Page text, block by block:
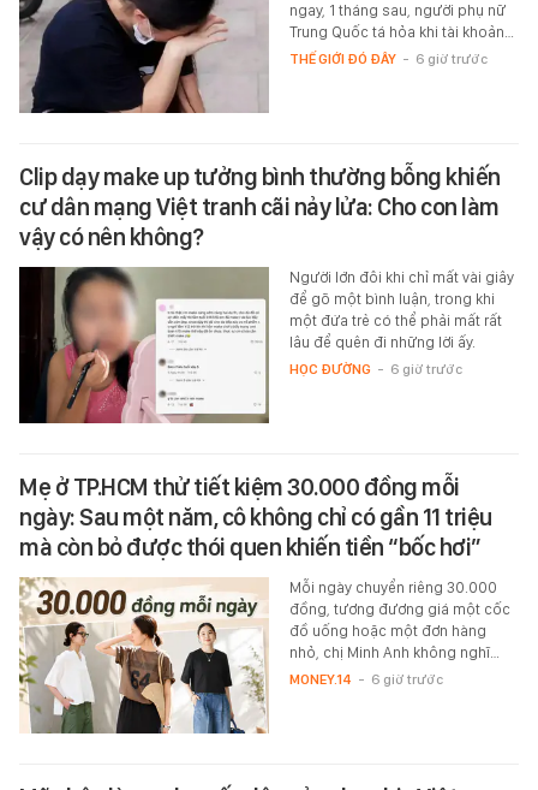
ngay, 1 tháng sau, người phụ nữ
Trung Quốc tá hỏa khi tài khoản…
THẾ GIỚI ĐÓ ĐÂY - 6 giờ trước
Clip dạy make up tưởng bình thường bỗng khiến
cư dân mạng Việt tranh cãi nảy lửa: Cho con làm
vậy có nên không?
Người lớn đôi khi chỉ mất vài giây
để gõ một bình luận, trong khi
một đứa trẻ có thể phải mất rất
lâu để quên đi những lời ấy.
HỌC ĐƯỜNG - 6 giờ trước
Mẹ ở TP.HCM thử tiết kiệm 30.000 đồng mỗi
ngày: Sau một năm, cô không chỉ có gần 11 triệu
mà còn bỏ được thói quen khiến tiền “bốc hơi”
Mỗi ngày chuyển riêng 30.000
đồng, tương đương giá một cốc
đồ uống hoặc một đơn hàng
nhỏ, chị Minh Anh không nghĩ…
MONEY.14 - 6 giờ trước